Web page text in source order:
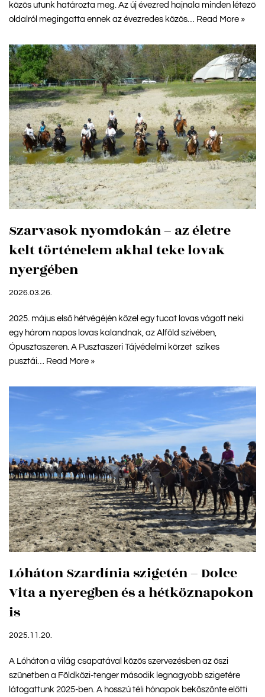
közös utunk határozta meg. Az új évezred hajnala minden létező
oldalról megingatta ennek az évezredes közös… Read More »
Szarvasok nyomdokán – az életre
kelt történelem akhal teke lovak
nyergében
2026.03.26.
2025. május első hétvégéjén közel egy tucat lovas vágott neki
egy három napos lovas kalandnak, az Alföld szívében,
Ópusztaszeren. A Pusztaszeri Tájvédelmi körzet szikes
pusztái… Read More »
Lóháton Szardínia szigetén – Dolce
Vita a nyeregben és a hétköznapokon
is
2025.11.20.
A Lóháton a világ csapatával közös szervezésben az őszi
szünetben a Földközi-tenger második legnagyobb szigetére
látogattunk 2025-ben. A hosszú téli hónapok beköszönte előtti